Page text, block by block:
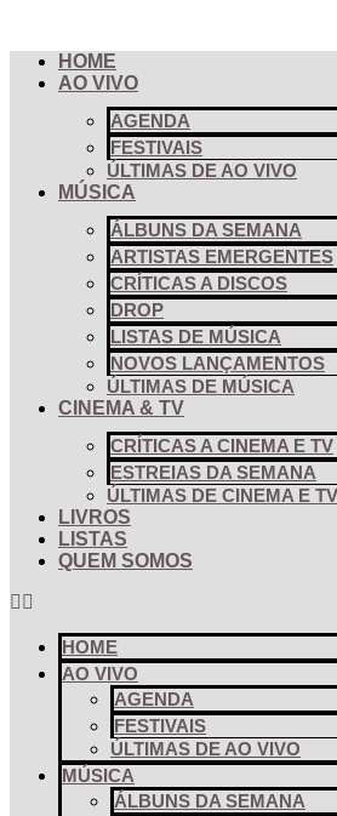
conteúdo
HOME
AO VIVO
AGENDA
FESTIVAIS
ÚLTIMAS DE AO VIVO
MÚSICA
ÁLBUNS DA SEMANA
ARTISTAS EMERGENTES
CRÍTICAS A DISCOS
DROP
LISTAS DE MÚSICA
NOVOS LANÇAMENTOS
ÚLTIMAS DE MÚSICA
CINEMA & TV
CRÍTICAS A CINEMA E TV
ESTREIAS DA SEMANA
ÚLTIMAS DE CINEMA E TV
LIVROS
LISTAS
QUEM SOMOS
HOME
AO VIVO
AGENDA
FESTIVAIS
ÚLTIMAS DE AO VIVO
MÚSICA
ÁLBUNS DA SEMANA